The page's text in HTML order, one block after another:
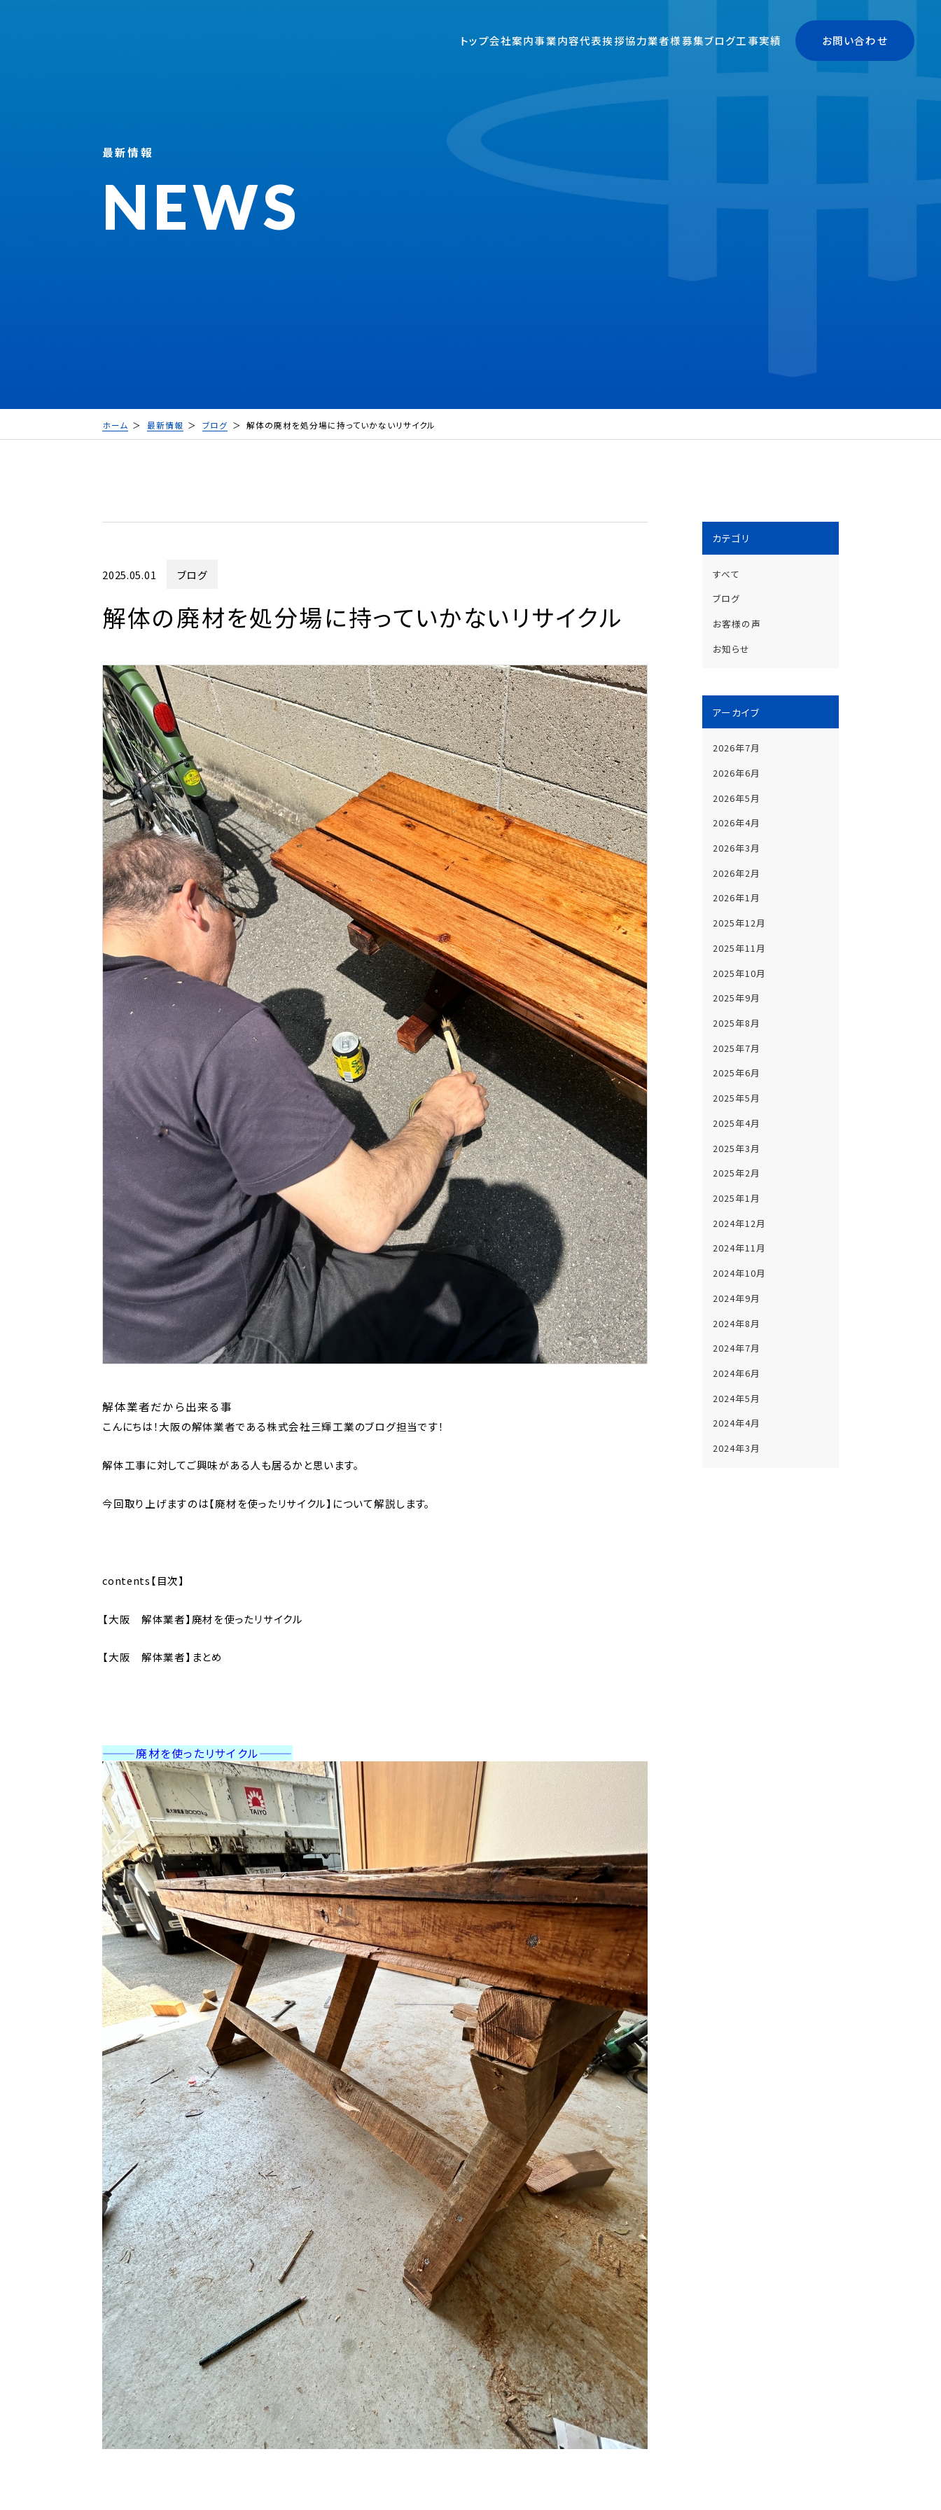
トップ会社案内事業内容代表挨拶協力業者様募集ブログ工事実績 お問い合わせ
NEWS
最新情報
ホーム 最新情報 ブログ 解体の廃材を処分場に持っていかないリサイクル
2025.05.01 ブログ
解体の廃材を処分場に持っていかないリサイクル
解体業者だから出来る事
こんにちは！大阪の解体業者である株式会社三輝工業のブログ担当です！
解体工事に対してご興味がある人も居るかと思います。
今回取り上げますのは【廃材を使ったリサイクル】について解説します。
contents【目次】
【大阪 解体業者】廃材を使ったリサイクル
【大阪 解体業者】まとめ
———廃材を使ったリサイクル———
カテゴリ
すべて
ブログ
お客様の声
お知らせ
アーカイブ
2026年7月
2026年6月
2026年5月
2026年4月
2026年3月
2026年2月
2026年1月
2025年12月
2025年11月
2025年10月
2025年9月
2025年8月
2025年7月
2025年6月
2025年5月
2025年4月
2025年3月
2025年2月
2025年1月
2024年12月
2024年11月
2024年10月
2024年9月
2024年8月
2024年7月
2024年6月
2024年5月
2024年4月
2024年3月